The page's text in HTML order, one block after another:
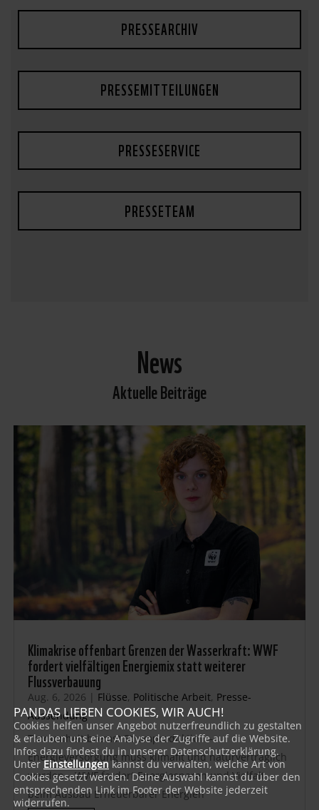
PRESSEARCHIV
PRESSEMITTEILUNGEN
PRESSESERVICE
PRESSETEAM
News
Aktuelle Beiträge
Klimakrise offenbart Grenzen der Wasserkraft: WWF
fordert vielfältigen Energiemix statt weiterer
Flussverbauung
Aug. 6, 2026 | Flüsse, Politische Arbeit, Presse-
Aussendung
Trockenheit bremst Stromproduktion –
Energieversorgung muss klimafit und naturverträglich
werden – WWF fordert Energiesparen und Vielfalt
beim Ausbau Erneuerbarer Energien
PANDAS LIEBEN COOKIES, WIR AUCH!
Cookies helfen unser Angebot nutzerfreundlich zu gestalten
& erlauben uns eine Analyse der Zugriffe auf die Website.
Infos dazu findest du in unserer Datenschutzerklärung.
UnterEinstellungen kannst du verwalten, welche Art von
Cookies gesetzt werden. Deine Auswahl kannst du über den
entsprechenden Link im Footer der Website jederzeit
widerrufen.